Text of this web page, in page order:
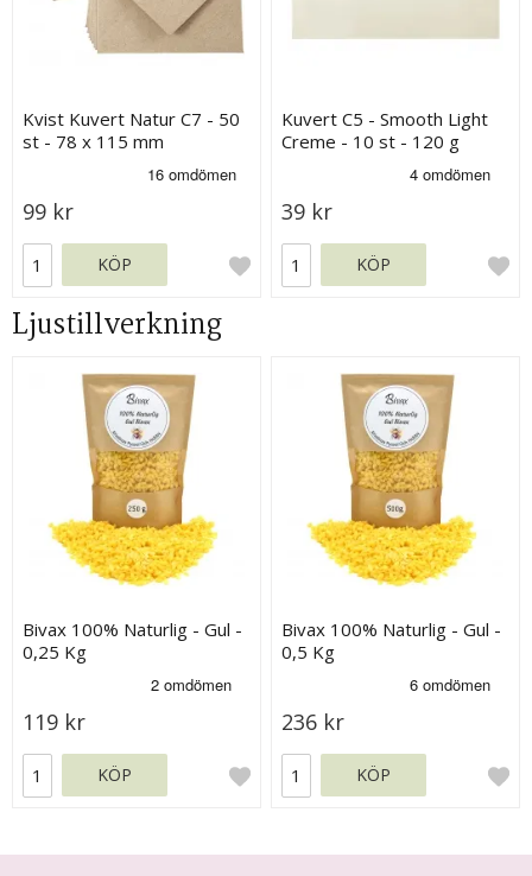
Kvist Kuvert Natur C7 - 50
st - 78 x 115 mm
99 kr
KÖP
Kuvert C5 - Smooth Light
Creme - 10 st - 120 g
39 kr
KÖP
Ljustillverkning
Bivax 100% Naturlig - Gul -
0,25 Kg
119 kr
KÖP
Bivax 100% Naturlig - Gul -
0,5 Kg
236 kr
KÖP